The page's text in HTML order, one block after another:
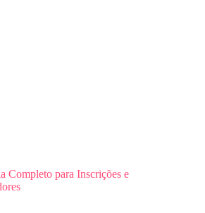
Completo para Inscrições e